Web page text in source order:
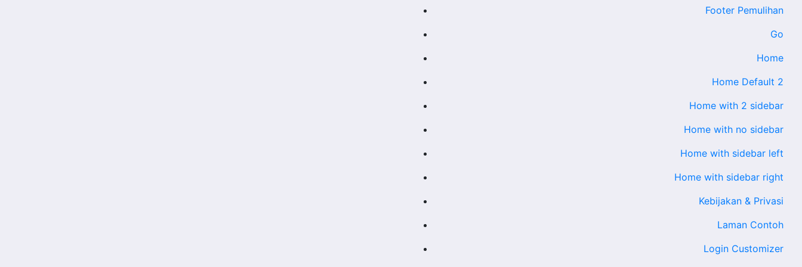
Footer Pemulihan
Go
Home
Home Default 2
Home with 2 sidebar
Home with no sidebar
Home with sidebar left
Home with sidebar right
Kebijakan & Privasi
Laman Contoh
Login Customizer